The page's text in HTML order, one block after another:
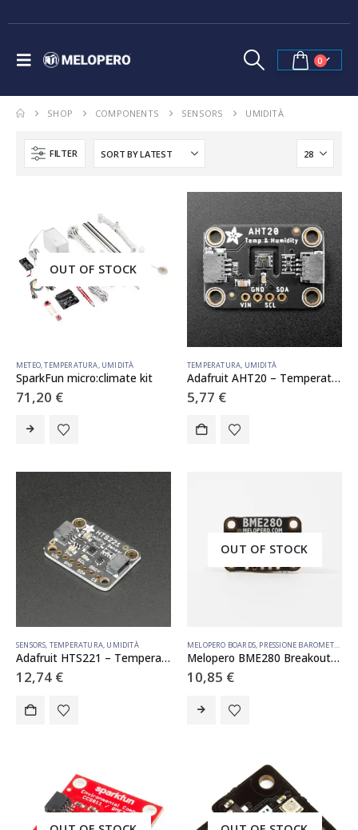
0
SHOP COMPONENTS SENSORS UMIDITÀ
FILTER
OUT OF STOCK
METEO,TEMPERATURA, UMIDITÀ
SparkFun micro:climate kit
71,20 €
TEMPERATURA, UMIDITÀ
Adafruit AHT20 – Temperature & Humidity Sensor Breakout Board – STEMMA QT / Qwiic
5,77 €
SENSORS, TEMPERATURA, UMIDITÀ
Adafruit HTS221 – Temperature Humidity Sensor Breakout Board – STEMMA QT / Qwiic
12,74 €
OUT OF STOCK
MELOPERO BOARDS, PRESSIONE BAROMETRICA
Melopero BME280 Breakout (Qwiic) – Temperature, Humidity and Pressure Sensor
10,85 €